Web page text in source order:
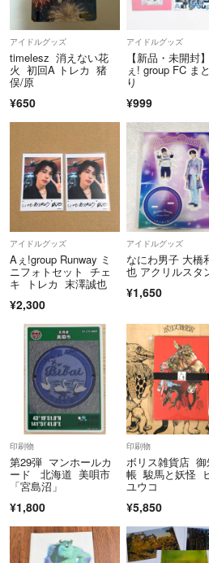
せていただきます
あくまで素人の個人売買であることや様
たので、このように記載させていただき
コメントされた方、購入申請された方
質問コメ逃げする出品者の方に不安を
アイドルグッズ
timelesz 消えない花
火 初回A トレカ 猪
俣/原
¥650
アイドルグッズ
【新品・未開封
ぇ! group FC ま
り
¥999
アイドルグッズ
Aぇ!group Runway ミ
ニフォトセット チェ
キ トレカ 末澤誠也
¥2,300
アイドルグッズ
なにわ男子 大橋
也 アクリルスタ
¥1,650
印刷物
第29弾 マンホールカ
ード 北海道 美唄市
「宮島沼」
¥1,800
印刷物
ボリス雑貨店 御
帳 駿馬と妖怪
ユウコ
¥5,850